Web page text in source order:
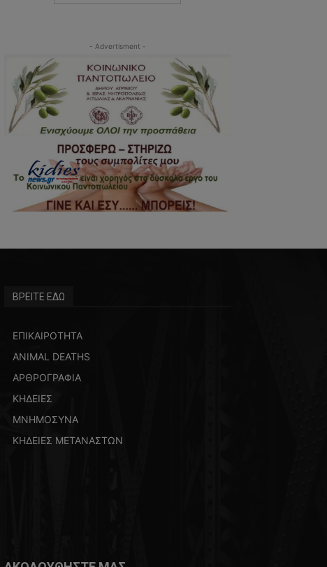
- Advertisment -
ΒΡΕΙΤΕ ΕΔΩ
ΕΠΙΚΑΙΡΟΤΗΤΑ
ANIMAL DEATHS
ΑΡΘΡΟΓΡΑΦΙΑ
ΚΗΔΕΙΕΣ
ΜΝΗΜΟΣΥΝΑ
ΚΗΔΕΙΕΣ ΜΕΤΑΝΑΣΤΩΝ